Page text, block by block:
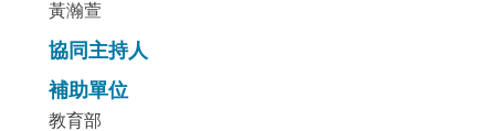
黃瀚萱
協同主持人
補助單位
教育部